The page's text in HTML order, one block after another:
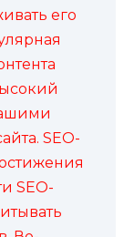
его
SEO-
SEO-